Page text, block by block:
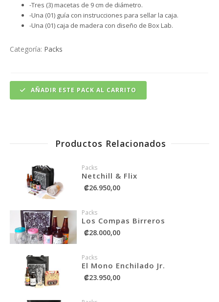
-Tres (3) macetas de 9 cm de diámetro.
-Una (01) guía con instrucciones para sellar la caja.
-Una (01) caja de madera con diseño de Box Lab.
Categoría: Packs
AÑADIR ESTE PACK AL CARRITO
Productos Relacionados
Packs
Netchill & Flix
₡26.950,00
Packs
Los Compas Birreros
₡28.000,00
Packs
El Mono Enchilado Jr.
₡23.950,00